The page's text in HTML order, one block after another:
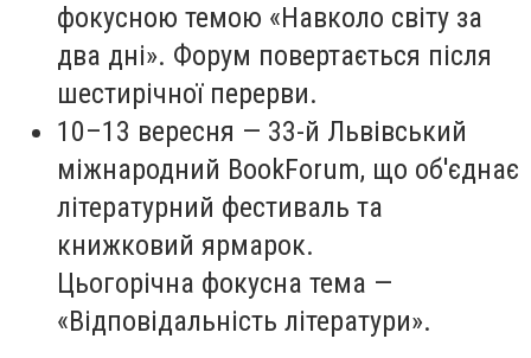
фокусною темою «Навколо світу за
два дні». Форум повертається після
шестирічної перерви.
10–13 вересня — 33-й Львівський
міжнародний BookForum, що об'єднає
літературний фестиваль та
книжковий ярмарок.
Цьогорічна фокусна тема —
«Відповідальність літератури».